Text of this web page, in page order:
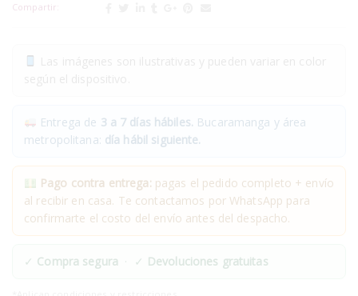
Compartir:
Entrega de 3 a 7 días hábiles. Bucaramanga y área
metropolitana: día hábil siguiente.
Pago contra entrega: pagas el pedido completo + envío
al recibir en casa. Te contactamos por WhatsApp para
confirmarte el costo del envío antes del despacho.
✓ Compra segura · ✓ Devoluciones gratuitas